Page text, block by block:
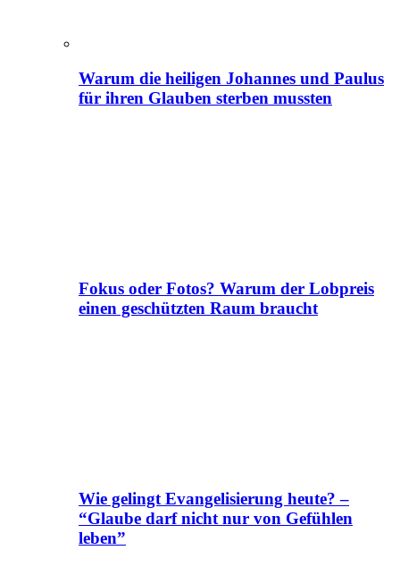
Warum die heiligen Johannes und Paulus
für ihren Glauben sterben mussten
Fokus oder Fotos? Warum der Lobpreis
einen geschützten Raum braucht
Wie gelingt Evangelisierung heute? –
“Glaube darf nicht nur von Gefühlen
leben”